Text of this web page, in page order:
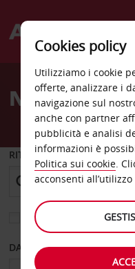
Welcome
AvisNoleggio
RITIRO DA
Scegli una località di
DAL GIORNO
Cookies policy
Utilizziamo i cookie
offerte, analizzare i
navigazione sul
anche con partner
pubblicità e analisi
informazioni è
Politica sui cookie.
acconsenti